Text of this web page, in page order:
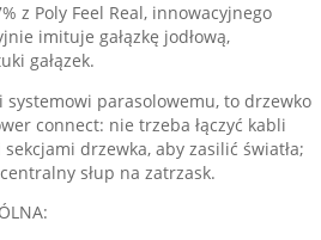
z Poly Feel Real, innowacyjnego
imituje gałązkę jodłową,
gałązek.
parasolowemu, to drzewko
connect: nie trzeba łączyć kabli
drzewka, aby zasilić światła;
słup na zatrzask.